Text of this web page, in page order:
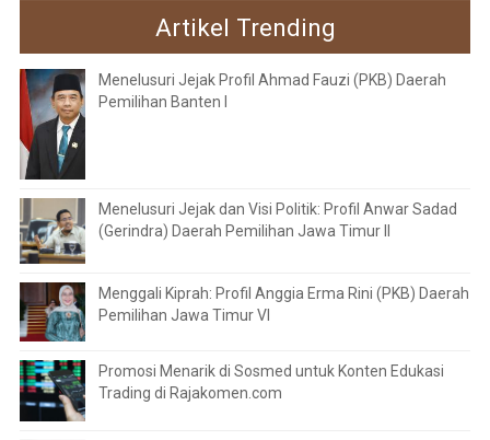
Artikel Trending
Menelusuri Jejak Profil Ahmad Fauzi (PKB) Daerah
Pemilihan Banten I
Menelusuri Jejak dan Visi Politik: Profil Anwar Sadad
(Gerindra) Daerah Pemilihan Jawa Timur II
Menggali Kiprah: Profil Anggia Erma Rini (PKB) Daerah
Pemilihan Jawa Timur VI
Promosi Menarik di Sosmed untuk Konten Edukasi
Trading di Rajakomen.com